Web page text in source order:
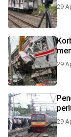
29
29
29